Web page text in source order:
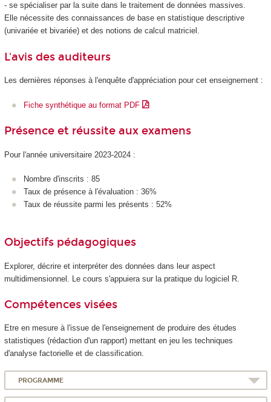
- se spécialiser par la suite dans le traitement de données massives.
Elle nécessite des connaissances de base en statistique descriptive
(univariée et bivariée) et des notions de calcul matriciel.
L'avis des auditeurs
Les dernières réponses à l'enquête d'appréciation pour cet enseignement :
Fiche synthétique au format PDF
Présence et réussite aux examens
Pour l'année universitaire 2023-2024 :
Nombre d'inscrits : 85
Taux de présence à l'évaluation : 36%
Taux de réussite parmi les présents : 52%
Objectifs pédagogiques
Explorer, décrire et interpréter des données dans leur aspect
multidimensionnel. Le cours s'appuiera sur la pratique du logiciel R.
Compétences visées
Etre en mesure à l'issue de l'enseignement de produire des études
statistiques (rédaction d'un rapport) mettant en jeu les techniques
d'analyse factorielle et de classification.
PROGRAMME